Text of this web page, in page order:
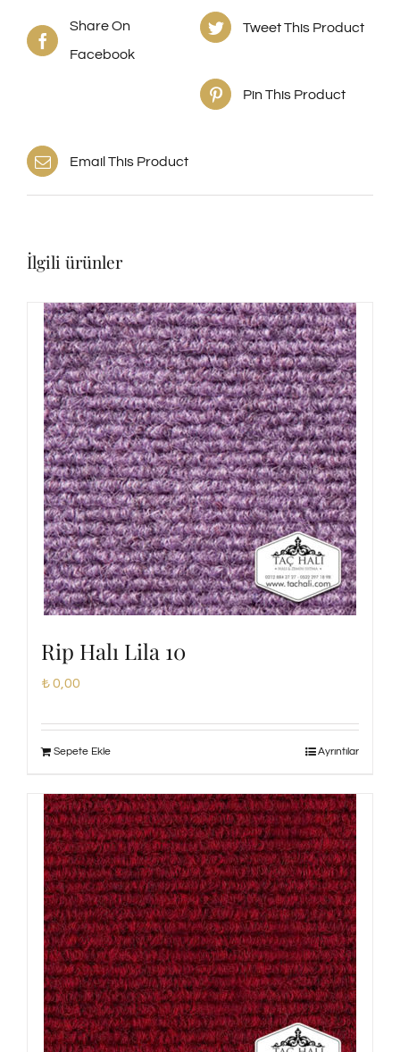
Share On
Facebook
Tweet This Product
Pin This Product
Email This Product
İlgili ürünler
Rip Halı Lila 10
₺0,00
Sepete Ekle Ayrıntılar